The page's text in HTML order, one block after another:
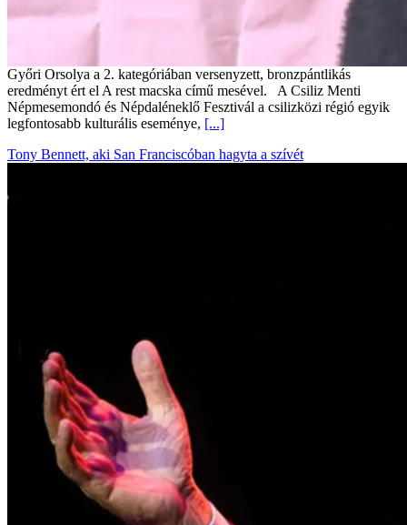
Győri Orsolya a 2. kategóriában versenyzett, bronzpántlikás
eredményt ért el A rest macska című mesével. A Csiliz Menti
Népmesemondó és Népdaléneklő Fesztivál a csilizközi régió egyik
legfontosabb kulturális eseménye, [...]
Tony Bennett, aki San Franciscóban hagyta a szívét